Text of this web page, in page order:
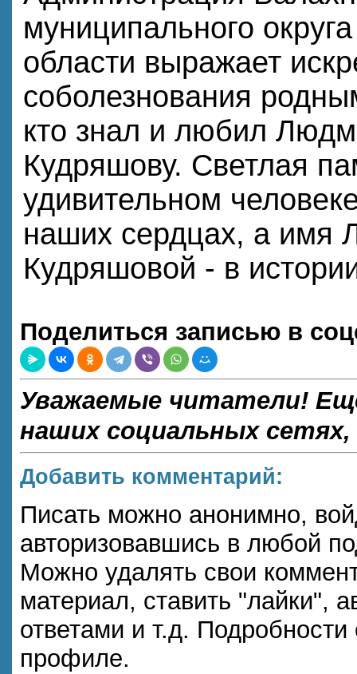
муниципального
области выражает
соболезнования
кто знал и любил
Кудряшову. Светлая
удивительном
наших сердцах, а
Кудряшовой - в
Поделиться записью в
Уважаемые читатели!
наших социальных
Добавить комментарий:
Писать можно анонимно,
авторизовавшись в любой
Можно удалять свои
материал, ставить "лайки",
ответами и т.д.
профиле.